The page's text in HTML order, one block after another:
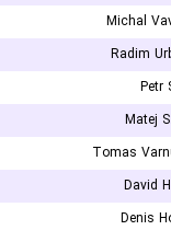
Michal
Radim
Petr
Matej
Tomas
David
Denis